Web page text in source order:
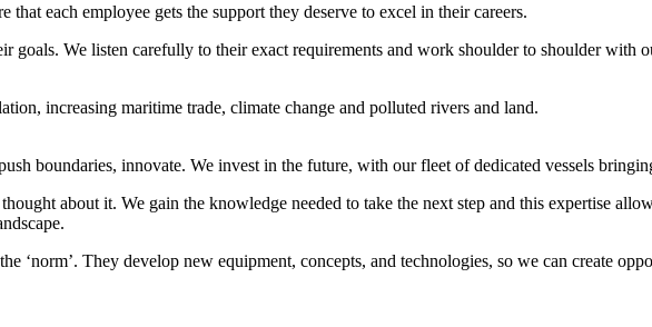
each employee gets the support they deserve to excel in their careers.
goals. We listen carefully to their exact requirements and work shoulder to shoulder with
increasing maritime trade, climate change and polluted rivers and land.
boundaries, innovate. We invest in the future, with our fleet of dedicated vessels
about it. We gain the knowledge needed to take the next step and this expertise
‘norm’. They develop new equipment, concepts, and technologies, so we can create